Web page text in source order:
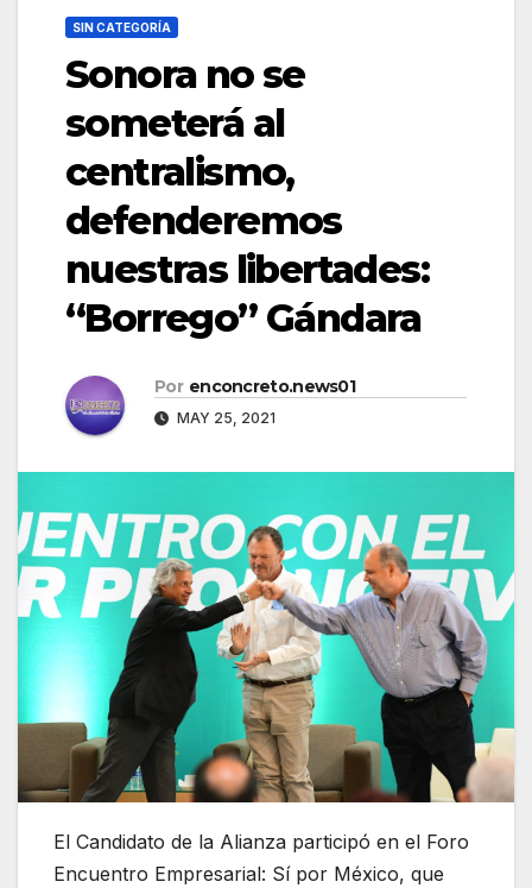
SIN CATEGORÍA
Sonora no se
someterá al
centralismo,
defenderemos
nuestras libertades:
“Borrego” Gándara
Por enconcreto.news01
MAY 25, 2021
El Candidato de la Alianza participó en el Foro
Encuentro Empresarial: Sí por México, que